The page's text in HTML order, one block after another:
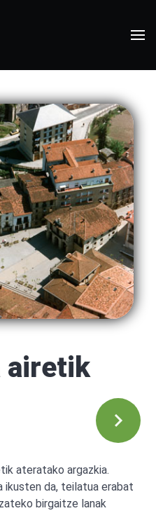
airetik
ateratako argazkia.
ikusten da, teilatua erabat
birgaitze lanak